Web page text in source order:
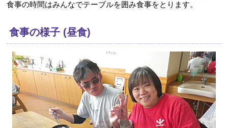
食事の時間はみんなでテーブルを囲み食事をとります。
食事の様子 (昼食)